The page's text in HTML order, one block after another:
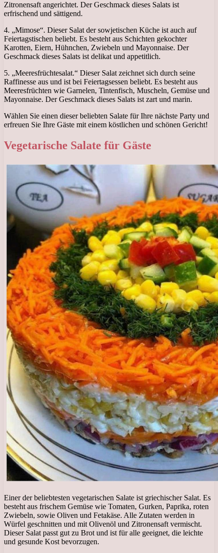
Zitronensaft angerichtet. Der Geschmack dieses Salats ist
erfrischend und sättigend.
4. „Mimose“. Dieser Salat der sowjetischen Küche ist auch auf
Feiertagstischen beliebt. Es besteht aus Schichten gekochter
Karotten, Eiern, Hühnchen, Zwiebeln und Mayonnaise. Der
Geschmack dieses Salats ist delikat und appetitlich.
5. „Meeresfrüchtesalat.“ Dieser Salat zeichnet sich durch seine
Raffinesse aus und ist bei Feiertagsessen beliebt. Es besteht aus
Meeresfrüchten wie Garnelen, Tintenfisch, Muscheln, Gemüse und
Mayonnaise. Der Geschmack dieses Salats ist zart und marin.
Wählen Sie einen dieser beliebten Salate für Ihre nächste Party und
erfreuen Sie Ihre Gäste mit einem köstlichen und schönen Gericht!
Vegetarische Salate für Gäste
Einer der beliebtesten vegetarischen Salate ist griechischer Salat. Es
besteht aus frischem Gemüse wie Tomaten, Gurken, Paprika, roten
Zwiebeln, sowie Oliven und Fetakäse. Alle Zutaten werden in
Würfel geschnitten und mit Olivenöl und Zitronensaft vermischt.
Dieser Salat passt gut zu Brot und ist für alle geeignet, die leichte
und gesunde Kost bevorzugen.